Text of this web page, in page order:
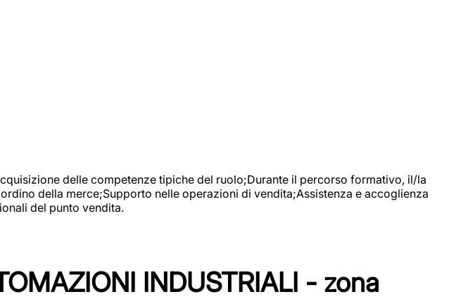
delle competenze tipiche del ruolo;Durante il percorso formativo, il/la
della merce;Supporto nelle operazioni di vendita;Assistenza e accoglienza
del punto vendita.
INDUSTRIALI - zona